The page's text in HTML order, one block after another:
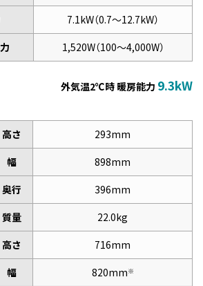
7.1kW（0.7～12.7kW）
1,520W（100～4,000W）
外気温2℃時 暖房能力 9.3kW
高さ
293mm
幅
898mm
奥行
396mm
質量
22.0kg
高さ
716mm
幅
820mm※